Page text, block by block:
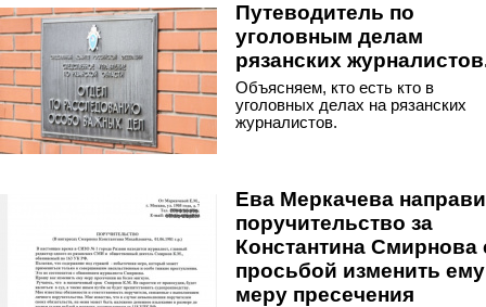
Путеводитель по
уголовным делам
рязанских
Объясняем, кто есть кто в
уголовных делах на рязанских
журналистов.
Ева Меркачева
поручительство за
Константина Смирнова
просьбой изменить ему
меру пресечения